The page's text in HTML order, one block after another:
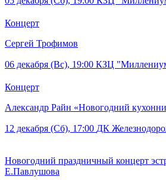
Концерт
Сергей Трофимов
06 декабря (Вс), 19:00 КЗЦ
Концерт
Александр Райн «Новогодний
12 декабря (Сб), 17:00 ДК
Новогодний праздничный концерт
Е.Павлушова